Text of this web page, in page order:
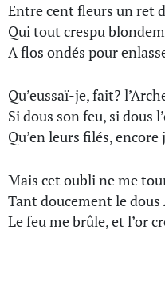
Entre cent fleurs un ret
Qui tout crespu
A flos ondés pour
Qu’eussaï-je, fait?
Si dous son feu, si dous
Qu’en leurs filés, encore
Mais cet oubli ne me
Tant doucement le
Le feu me brûle, et l’or